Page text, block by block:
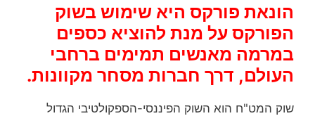
הונאת פורקס היא שימוש בשוק
הפורקס על מנת להוציא כספים
במרמה מאנשים תמימים ברחבי
העולם, דרך חברות מסחר מקוונות.
שוק המט"ח הוא השוק הפיננסי-הספקולטיבי הגדול